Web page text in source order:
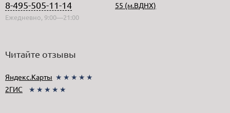
8-495-505-11-14
Ежедневно, 9:00—21:00
55 (м.ВДНХ)
Читайте отзывы
Яндекс.Карты ★★★★★
2ГИС
★★★★★